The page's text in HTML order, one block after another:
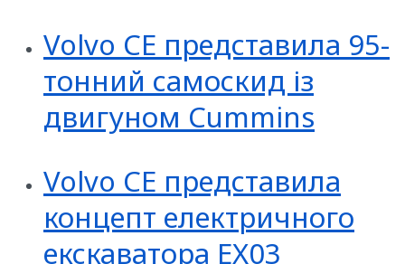
Volvo CE представила 95-
тонний самоскид із
двигуном Cummins
Volvo CE представила
концепт електричного
екскаватора EX03